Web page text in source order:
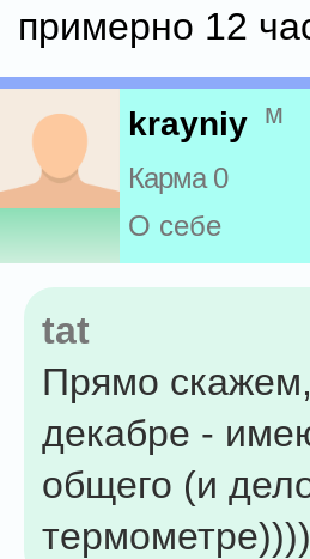
примерно 12
krayniy м
Карма 0
О себе
tat
Прямо
декабре -
общего (и